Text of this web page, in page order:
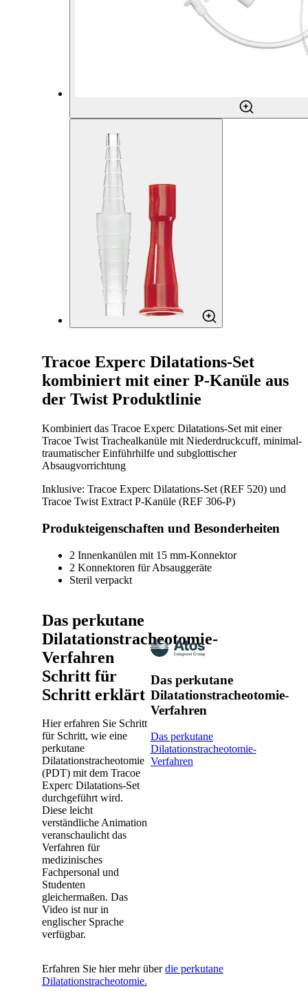
Tracoe Experc Dilatations-Set
kombiniert mit einer P-Kanüle aus
der Twist Produktlinie
Kombiniert das Tracoe Experc Dilatations-Set mit einer
Tracoe Twist Trachealkanüle mit Niederdruckcuff, minimal-
traumatischer Einführhilfe und subglottischer
Absaugvorrichtung
Inklusive: Tracoe Experc Dilatations-Set (REF 520) und
Tracoe Twist Extract P-Kanüle (REF 306-P)
Produkteigenschaften und Besonderheiten
2 Innenkanülen mit 15 mm-Konnektor
2 Konnektoren für Absauggeräte
Steril verpackt
Das perkutane
Dilatationstracheotomie-
Verfahren
Schritt für
Schritt erklärt
Hier erfahren Sie Schritt
für Schritt, wie eine
perkutane
Dilatationstracheotomie
(PDT) mit dem Tracoe
Experc Dilatations-Set
durchgeführt wird.
Diese leicht
verständliche Animation
veranschaulicht das
Verfahren für
medizinisches
Fachpersonal und
Studenten
gleichermaßen. Das
Video ist nur in
englischer Sprache
verfügbar.
Das perkutane
Dilatationstracheotomie-
Verfahren
Das perkutane
Dilatationstracheotomie-
Verfahren
Erfahren Sie hier mehr überdie perkutane
Dilatationstracheotomie.